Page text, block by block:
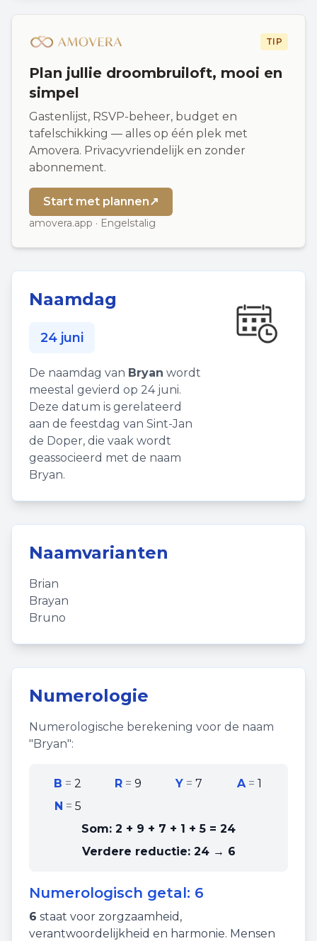
TIP
Plan jullie droombruiloft, mooi en
simpel
Gastenlijst, RSVP-beheer, budget en
tafelschikking — alles op één plek met
Amovera. Privacyvriendelijk en zonder
abonnement.
Start met plannen↗
amovera.app · Engelstalig
Naamdag
24 juni
De naamdag van Bryan wordt
meestal gevierd op 24 juni.
Deze datum is gerelateerd
aan de feestdag van Sint-Jan
de Doper, die vaak wordt
geassocieerd met de naam
Bryan.
Naamvarianten
Brian
Brayan
Bruno
Numerologie
Numerologische berekening voor de naam
"Bryan":
B =2 R =9 Y= 7 A= 1
N = 5
Som: 2 + 9 + 7 + 1 + 5 = 24
Verdere reductie: 24 → 6
Numerologisch getal: 6
6 staat voor zorgzaamheid ,
verantwoordelijkheid en harmonie. Mensen